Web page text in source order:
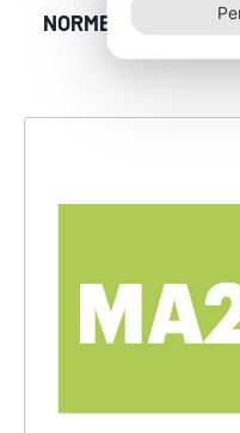
NORME REGIONALI